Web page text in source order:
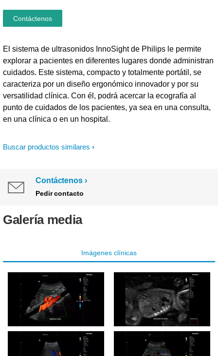
Buscar productos similares
El sistema de ultrasonidos InnoSight de Philips le permite
explorar a pacientes en diferentes lugares donde administran
cuidados. Este sistema, compacto y totalmente portátil, se
caracteriza por un diseño ergonómico innovador y por su
versatilidad clínica. Con él, podrá acercar la ecografía al
punto de cuidados de los pacientes, ya sea en una consulta,
en una clínica o en un hospital.
Contáctenos
Contáctenos
Pedir contacto
Galería media
Imágenes clínicas
Innosight clinical image
Abdominal aorta
Innosight clinical image
Fetal Heart